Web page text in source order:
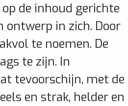
de inhoud gerichte
ontwerp in zich. Door
te noemen. De
te zijn. In
tevoorschijn, met de
en strak, helder en